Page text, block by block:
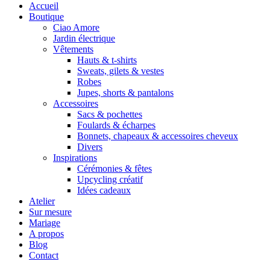
Accueil
Boutique
Ciao Amore
Jardin électrique
Vêtements
Hauts & t-shirts
Sweats, gilets & vestes
Robes
Jupes, shorts & pantalons
Accessoires
Sacs & pochettes
Foulards & écharpes
Bonnets, chapeaux & accessoires cheveux
Divers
Inspirations
Cérémonies & fêtes
Upcycling créatif
Idées cadeaux
Atelier
Sur mesure
Mariage
A propos
Blog
Contact